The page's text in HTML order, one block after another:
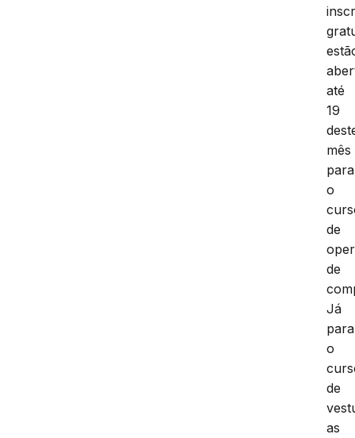
até
19
mês
para
o
de
de
Já
para
o
de
as